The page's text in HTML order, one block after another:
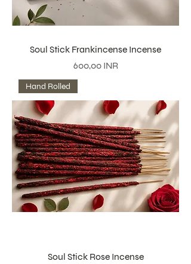
Soul Stick Frankincense Incense
Precio
600,00 INR
Hand Rolled
Soul Stick Rose Incense